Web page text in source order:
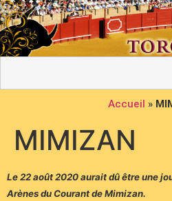
Accueil »
MIMIZAN
Le 22 août 2020 aurait dû être une
Arènes du Courant de Mimizan.